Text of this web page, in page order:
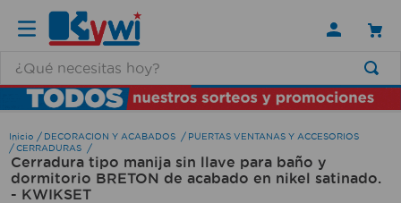
DECORACION Y ACABADOS
PUERTAS VENTANAS Y ACCESORIOS
CERRADURAS
Cerradura tipo manija sin llave para baño y
dormitorio BRETON de acabado en nikel satinado.
- KWIKSET
TÉRMINOS MÁS BUSCADOS
1 .
lamparas
2.
ducha
3.
silla